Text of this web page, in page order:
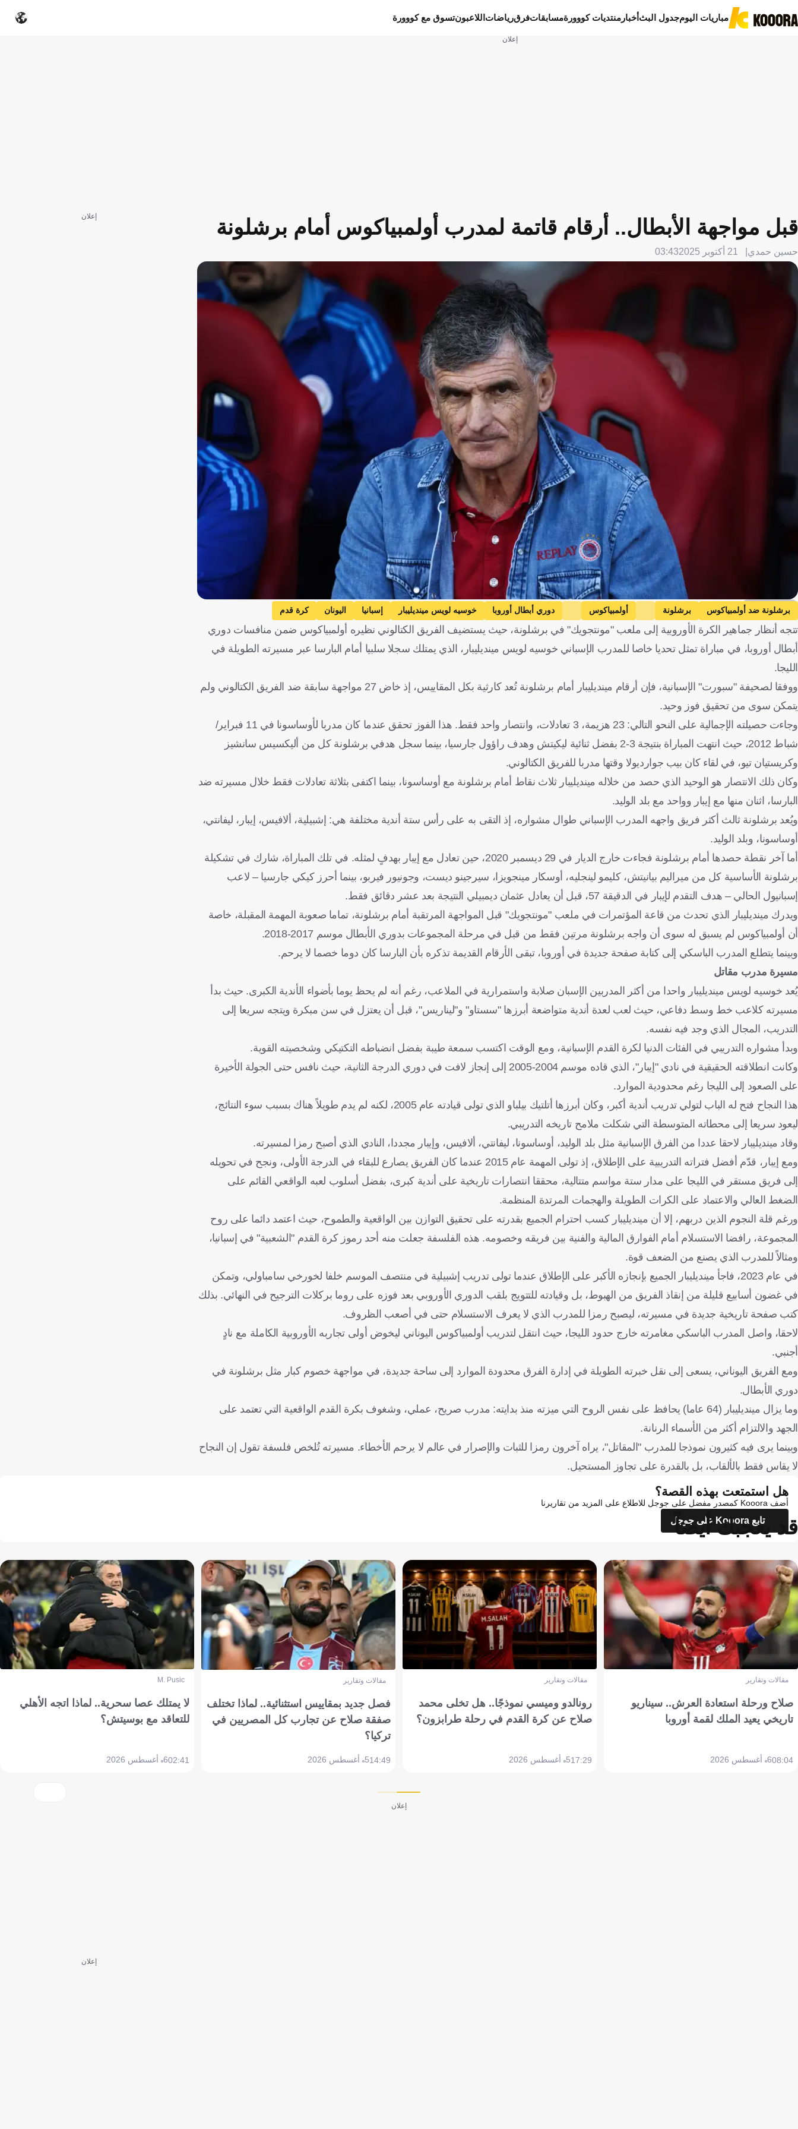
مباريات اليومجدول البثأخبار منتديات كووورةمسابقاتفرقرياضات اللاعبونتسوق مع كووورة
إعلان
قبل مواجهة الأبطال.. أرقام قاتمة لمدرب أولمبياكوس أمام برشلونة
حسين حمدي 21 أكتوبر 2025 03:43
Getty Images
برشلونة ضد أولمبياكوس برشلونة أولمبياكوس دوري أبطال أوروبا خوسيه لويس مينديليبار إسبانيا اليونان كرة قدم
تتجه أنظار جماهير الكرة الأوروبية إلى ملعب "مونتجويك" في برشلونة، حيث يستضيف الفريق الكتالوني نظيره أولمبياكوس ضمن منافسات دوري
أبطال أوروبا، في مباراة تمثل تحديا خاصا للمدرب الإسباني خوسيه لويس مينديليبار، الذي يمتلك سجلا سلبيا أمام البارسا عبر مسيرته الطويلة في
الليجا.
ووفقا لصحيفة "سبورت" الإسبانية، فإن أرقام مينديليبار أمام برشلونة تُعد كارثية بكل المقاييس، إذ خاض 27 مواجهة سابقة ضد الفريق الكتالوني ولم
يتمكن سوى من تحقيق فوز وحيد.
وجاءت حصيلته الإجمالية على النحو التالي: 23 هزيمة، 3 تعادلات، وانتصار واحد فقط. هذا الفوز تحقق عندما كان مدربا لأوساسونا في 11 فبراير/
شباط 2012، حيث انتهت المباراة بنتيجة 3-2 بفضل ثنائية ليكيتش وهدف راؤول جارسيا، بينما سجل هدفي برشلونة كل من أليكسيس سانشيز
وكريستيان تيو، في لقاء كان بيب جوارديولا وقتها مدربا للفريق الكتالوني.
وكان ذلك الانتصار هو الوحيد الذي حصد من خلاله مينديليبار ثلاث نقاط أمام برشلونة مع أوساسونا، بينما اكتفى بثلاثة تعادلات فقط خلال مسيرته ضد
البارسا، اثنان منها مع إيبار وواحد مع بلد الوليد.
ويُعد برشلونة ثالث أكثر فريق واجهه المدرب الإسباني طوال مشواره، إذ التقى به على رأس ستة أندية مختلفة هي: إشبيلية، ألافيس، إيبار، ليفانتي،
أوساسونا، وبلد الوليد.
أما آخر نقطة حصدها أمام برشلونة فجاءت خارج الديار في 29 ديسمبر 2020، حين تعادل مع إيبار بهدفٍ لمثله. في تلك المباراة، شارك في تشكيلة
برشلونة الأساسية كل من ميراليم بيانيتش، كليمو لينجليه، أوسكار مينجويزا، سيرجينو ديست، وجونيور فيربو، بينما أحرز كيكي جارسيا – لاعب
إسبانيول الحالي – هدف التقدم لإيبار في الدقيقة 57، قبل أن يعادل عثمان ديمبيلي النتيجة بعد عشر دقائق فقط.
ويدرك مينديليبار الذي تحدث من قاعة المؤتمرات في ملعب "مونتجويك" قبل المواجهة المرتقبة أمام برشلونة، تماما صعوبة المهمة المقبلة، خاصة
أن أولمبياكوس لم يسبق له سوى أن واجه برشلونة مرتين فقط من قبل في مرحلة المجموعات بدوري الأبطال موسم 2017-2018.
وبينما يتطلع المدرب الباسكي إلى كتابة صفحة جديدة في أوروبا، تبقى الأرقام القديمة تذكره بأن البارسا كان دوما خصما لا يرحم.
مسيرة مدرب مقاتل
يُعد خوسيه لويس مينديليبار واحدا من أكثر المدربين الإسبان صلابة واستمرارية في الملاعب، رغم أنه لم يحظ يوما بأضواء الأندية الكبرى. حيث بدأ
مسيرته كلاعب خط وسط دفاعي، حيث لعب لعدة أندية متواضعة أبرزها "سستاو" و"ليناريس"، قبل أن يعتزل في سن مبكرة ويتجه سريعا إلى
التدريب، المجال الذي وجد فيه نفسه.
وبدأ مشواره التدريبي في الفئات الدنيا لكرة القدم الإسبانية، ومع الوقت اكتسب سمعة طيبة بفضل انضباطه التكتيكي وشخصيته القوية.
وكانت انطلاقته الحقيقية في نادي "إيبار"، الذي قاده موسم 2004-2005 إلى إنجاز لافت في دوري الدرجة الثانية، حيث نافس حتى الجولة الأخيرة
على الصعود إلى الليجا رغم محدودية الموارد.
هذا النجاح فتح له الباب لتولي تدريب أندية أكبر، وكان أبرزها أتلتيك بيلباو الذي تولى قيادته عام 2005، لكنه لم يدم طويلاً هناك بسبب سوء النتائج،
ليعود سريعا إلى محطاته المتوسطة التي شكلت ملامح تاريخه التدريبي.
وقاد مينديليبار لاحقا عددا من الفرق الإسبانية مثل بلد الوليد، أوساسونا، ليفانتي، ألافيس، وإيبار مجددا، النادي الذي أصبح رمزا لمسيرته.
ومع إيبار، قدّم أفضل فتراته التدريبية على الإطلاق، إذ تولى المهمة عام 2015 عندما كان الفريق يصارع للبقاء في الدرجة الأولى، ونجح في تحويله
إلى فريق مستقر في الليجا على مدار ستة مواسم متتالية، محققا انتصارات تاريخية على أندية كبرى، بفضل أسلوب لعبه الواقعي القائم على
الضغط العالي والاعتماد على الكرات الطويلة والهجمات المرتدة المنظمة.
ورغم قلة النجوم الذين دربهم، إلا أن مينديليبار كسب احترام الجميع بقدرته على تحقيق التوازن بين الواقعية والطموح، حيث اعتمد دائما على روح
المجموعة، رافضا الاستسلام أمام الفوارق المالية والفنية بين فريقه وخصومه. هذه الفلسفة جعلت منه أحد رموز كرة القدم "الشعبية" في إسبانيا،
ومثالاً للمدرب الذي يصنع من الضعف قوة.
في عام 2023، فاجأ مينديليبار الجميع بإنجازه الأكبر على الإطلاق عندما تولى تدريب إشبيلية في منتصف الموسم خلفا لخورخي سامباولي، وتمكن
في غضون أسابيع قليلة من إنقاذ الفريق من الهبوط، بل وقيادته للتتويج بلقب الدوري الأوروبي بعد فوزه على روما بركلات الترجيح في النهائي. بذلك
كتب صفحة تاريخية جديدة في مسيرته، ليصبح رمزا للمدرب الذي لا يعرف الاستسلام حتى في أصعب الظروف.
لاحقا، واصل المدرب الباسكي مغامرته خارج حدود الليجا، حيث انتقل لتدريب أولمبياكوس اليوناني ليخوض أولى تجاربه الأوروبية الكاملة مع نادٍ
أجنبي.
ومع الفريق اليوناني، يسعى إلى نقل خبرته الطويلة في إدارة الفرق محدودة الموارد إلى ساحة جديدة، في مواجهة خصوم كبار مثل برشلونة في
دوري الأبطال.
وما يزال مينديليبار (64 عاما) يحافظ على نفس الروح التي ميزته منذ بدايته: مدرب صريح، عملي، وشغوف بكرة القدم الواقعية التي تعتمد على
الجهد والالتزام أكثر من الأسماء الرنانة.
وبينما يرى فيه كثيرون نموذجا للمدرب "المقاتل"، يراه آخرون رمزا للثبات والإصرار في عالم لا يرحم الأخطاء. مسيرته تُلخص فلسفة تقول إن النجاح
لا يقاس فقط بالألقاب، بل بالقدرة على تجاوز المستحيل.
إعلان
هل استمتعت بهذه القصة؟
أضف Kooora كمصدر مفضل على جوجل للاطلاع على المزيد من تقاريرنا
تابع Kooora على جوجل
قد يعجبك أيضاً
مقالات وتقارير
صلاح ورحلة استعادة العرش.. سيناريو
تاريخي يعيد الملك لقمة أوروبا
08:046 أغسطس 2026
مقالات وتقارير
رونالدو وميسي نموذجًا.. هل تخلى محمد
صلاح عن كرة القدم في رحلة طرابزون؟
17:295 أغسطس 2026
مقالات وتقارير
فصل جديد بمقاييس استثنائية.. لماذا تختلف
صفقة صلاح عن تجارب كل المصريين في
تركيا؟
14:495 أغسطس 2026
M. Pusic
لا يمتلك عصا سحرية.. لماذا اتجه الأهلي
للتعاقد مع بوسيتش؟
02:416 أغسطس 2026
إعلان
إعلان